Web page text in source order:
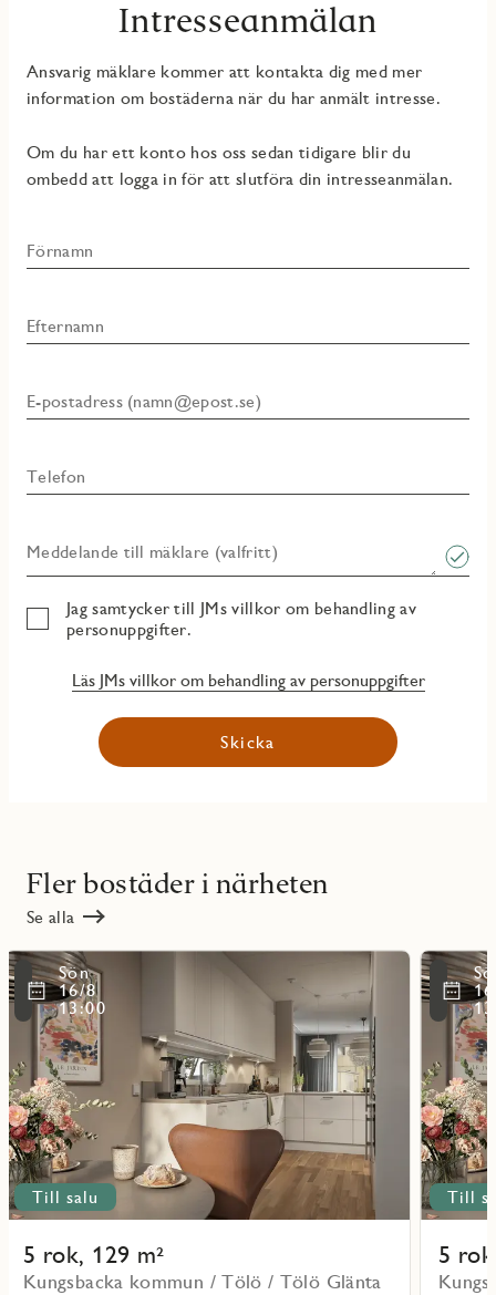
Intresseanmälan
Ansvarig mäklare kommer att kontakta dig med mer
information om bostäderna när du har anmält intresse.
Om du har ett konto hos oss sedan tidigare blir du
ombedd att logga in för att slutföra din intresseanmälan.
Förnamn
Efternamn
E-postadress (namn@epost.se)
Telefon
Meddelande till mäklare (valfritt)
Jag samtycker till JMs villkor om behandling av
personuppgifter.
Läs JMs villkor om behandling av personuppgifter
Skicka
Fler bostäder i närheten
Se alla
Till salu
5 rok, 129 m²
Kungsbacka kommun / Tölö / Tölö Glänta
Sön
16/8
13:00
Läs
mer
om
objekt
Till
5
Läs
mer
om
objekt